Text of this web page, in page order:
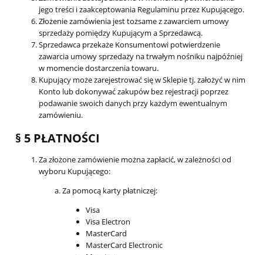
jego treści i zaakceptowania Regulaminu przez Kupującego.
Złożenie zamówienia jest tożsame z zawarciem umowy
sprzedaży pomiędzy Kupującym a Sprzedawcą.
Sprzedawca przekaże Konsumentowi potwierdzenie
zawarcia umowy sprzedaży na trwałym nośniku najpóźniej
w momencie dostarczenia towaru.
Kupujący może zarejestrować się w Sklepie tj. założyć w nim
Konto lub dokonywać zakupów bez rejestracji poprzez
podawanie swoich danych przy każdym ewentualnym
zamówieniu.
§ 5 PŁATNOŚCI
Za złożone zamówienie można zapłacić, w zależności od
wyboru Kupującego:
Za pomocą karty płatniczej:
Visa
Visa Electron
MasterCard
MasterCard Electronic